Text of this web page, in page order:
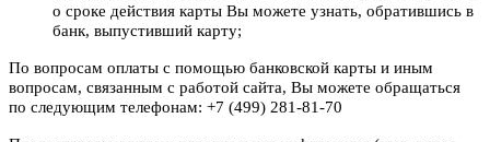
о сроке действия карты Вы можете узнать, обратившись в
банк, выпустивший карту;
По вопросам оплаты с помощью банковской карты и иным
вопросам, связанным с работой сайта, Вы можете обращаться
по следующим телефонам: +7 (499) 281-81-70